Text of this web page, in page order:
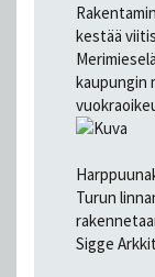
kestää
kaupungin
Turun
Sigge